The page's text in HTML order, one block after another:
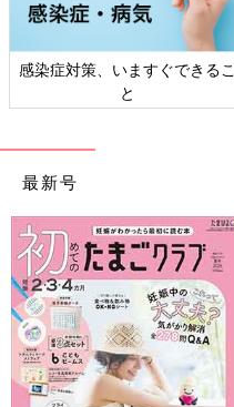
感染症対策、いますぐできるこ
と
最新号